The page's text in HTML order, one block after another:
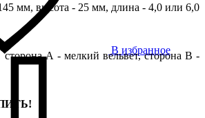
В избранное
мм, высота - 25 мм, длина - 4,0 или 6,0
сторона А - мелкий вельвет, сторона B -